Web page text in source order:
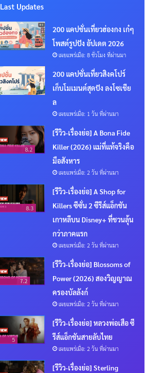
Last Updates
200 แคปชั่นเที่ยวฮ่องกง เก๋ๆ
โพสต์รูปปัง อัปเดต 2026
เผยแพร่เมื่อ: 8 ชั่วโมง ที่ผ่านมา
200 แคปชั่นเที่ยวสิงคโปร์
เก็บโมเมนต์สุดปัง ลงโซเชีย
ล
เผยแพร่เมื่อ: 1 วัน ที่ผ่านมา
8.2
[รีวิว-เรื่องย่อ] A Bona Fide
Killer (2026) แม่ที่แท้จริงคือ
มือสังหาร
เผยแพร่เมื่อ: 2 วัน ที่ผ่านมา
8.3
[รีวิว-เรื่องย่อ] A Shop for
Killers ซีซั่น 2 ซีรีส์แอ็กชัน
เกาหลีบน Disney+ ที่ชวนลุ้น
กว่าภาคแรก
เผยแพร่เมื่อ: 2 วัน ที่ผ่านมา
7.2
[รีวิว-เรื่องย่อ] Blossoms of
Power (2026) สองวิญญาณ
ครองบัลลังก์
เผยแพร่เมื่อ: 2 วัน ที่ผ่านมา
5
[รีวิว-เรื่องย่อ] หลวงพ่อเสือ ซี
รีส์แอ็กชันสายลับไทย
เผยแพร่เมื่อ: 2 วัน ที่ผ่านมา
[รีวิว-เรื่องย่อ] Sterling